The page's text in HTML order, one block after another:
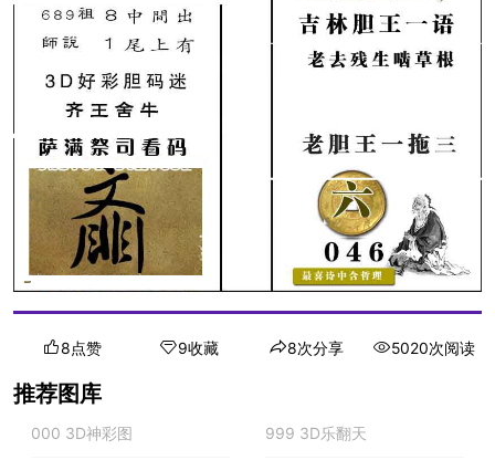
8点赞 9收藏 8次分享 5020次阅读
推荐图库
000 3D神彩图 999 3D乐翻天